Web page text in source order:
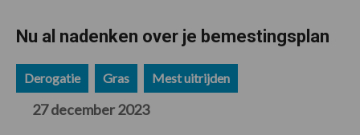
Nu al nadenken over je bemestingsplan
Derogatie Gras Mest uitrijden
27 december 2023